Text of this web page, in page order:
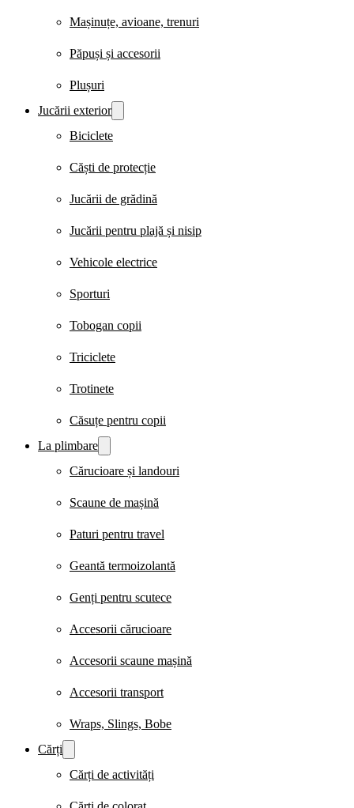
Mașinuțe, avioane, trenuri
Păpuși și accesorii
Plușuri
Jucării exterior
Biciclete
Căști de protecție
Jucării de grădină
Jucării pentru plajă și nisip
Vehicole electrice
Sporturi
Tobogan copii
Triciclete
Trotinete
Căsuțe pentru copii
La plimbare
Cărucioare și landouri
Scaune de mașină
Paturi pentru travel
Geantă termoizolantă
Genți pentru scutece
Accesorii cărucioare
Accesorii scaune mașină
Accesorii transport
Wraps, Slings, Bobe
Cărți
Cărți de activități